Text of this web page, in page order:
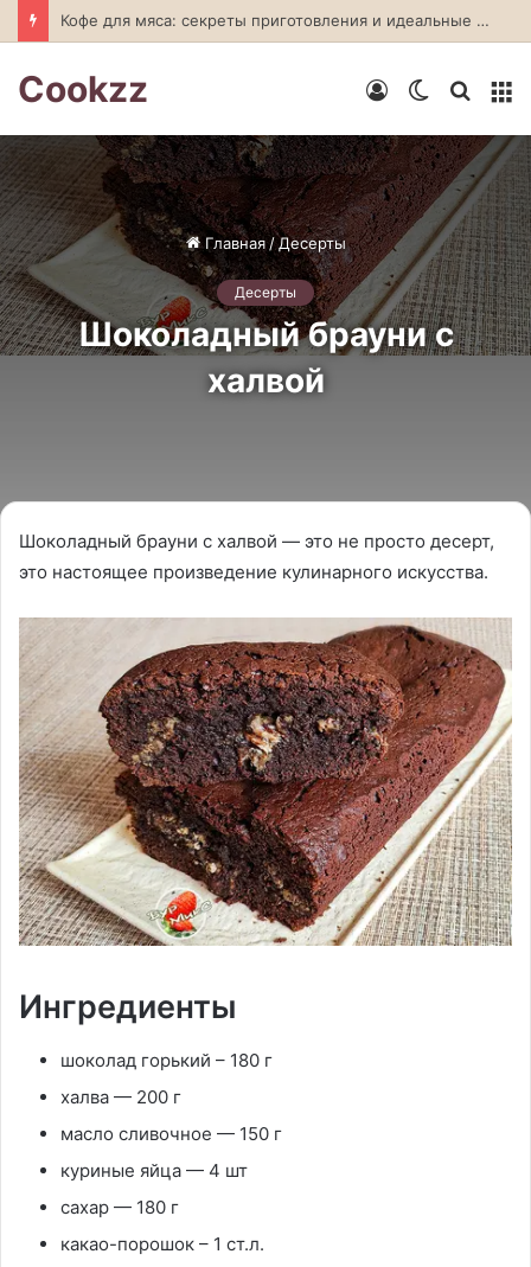
Кофе для мяса: секреты приготовления и идеальные сочетания
Cookzz
Switch
Войти
Главная / Десерты
Десерты
Шоколадный брауни с
халвой
Шоколадный брауни с халвой — это не просто десерт,
это настоящее произведение кулинарного искусства.
Ингредиенты
шоколад горький – 180 г
халва — 200 г
масло сливочное — 150 г
куриные яйца — 4 шт
сахар — 180 г
какао-порошок – 1 ст.л.